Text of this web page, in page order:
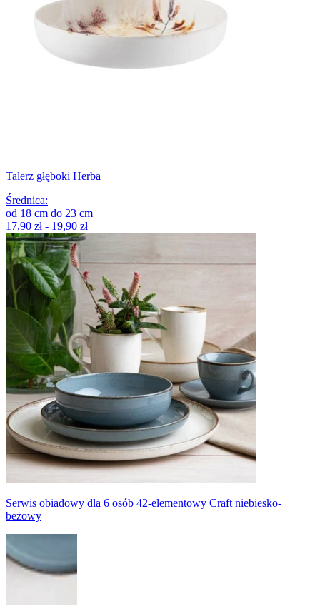
Talerz głęboki Herba
Średnica:
od 18 cm do 23 cm
17,90 zł - 19,90 zł
Serwis obiadowy dla 6 osób 42-elementowy Craft niebiesko-
beżowy